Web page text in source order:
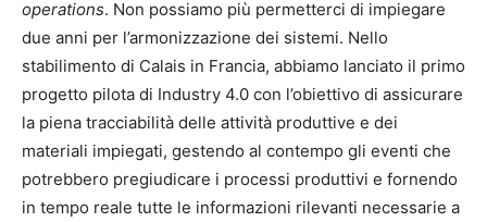
operations. Non possiamo più permetterci di impiegare
due anni per l’armonizzazione dei sistemi. Nello
stabilimento di Calais in Francia, abbiamo lanciato il primo
progetto pilota di Industry 4.0 con l’obiettivo di assicurare
la piena tracciabilità delle attività produttive e dei
materiali impiegati, gestendo al contempo gli eventi che
potrebbero pregiudicare i processi produttivi e fornendo
in tempo reale tutte le informazioni rilevanti necessarie a